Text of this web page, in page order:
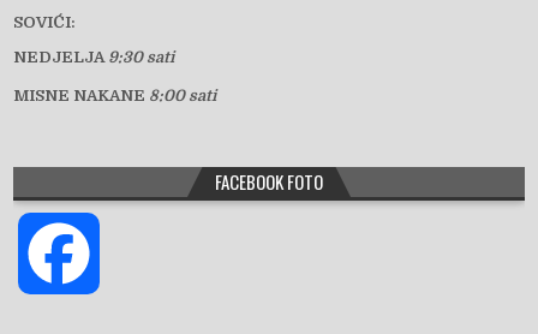
SOVIĆI:
NEDJELJA 9:30 sati
MISNE NAKANE 8:00 sati
FACEBOOK FOTO